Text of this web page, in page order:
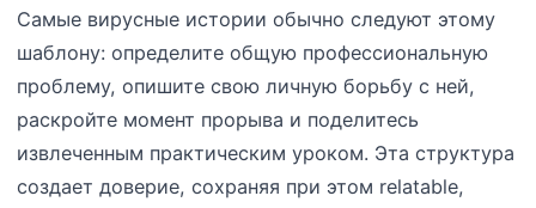
Самые вирусные истории обычно следуют этому
шаблону: определите общую профессиональную
проблему, опишите свою личную борьбу с ней,
раскройте момент прорыва и поделитесь
извлеченным практическим уроком. Эта структура
создает доверие, сохраняя при этом relatable,